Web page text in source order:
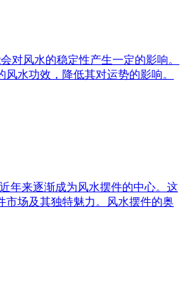
对风水的稳定性产生一定的影响。
水功效，降低其对运势的影响。
年来逐渐成为风水摆件的中心。这
场及其独特魅力。风水摆件的奥